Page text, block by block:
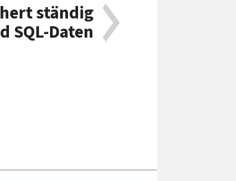
ständig
SQL-Daten